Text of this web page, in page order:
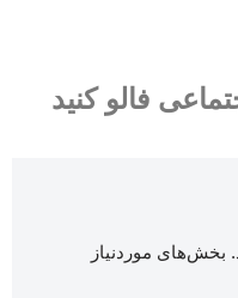
فالو کنید
بخش‌های موردنیاز